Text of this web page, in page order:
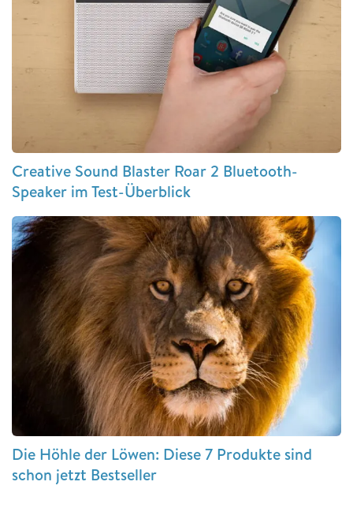
Creative Sound Blaster Roar 2 Bluetooth-
Speaker im Test-Überblick
Die Höhle der Löwen: Diese 7 Produkte sind
schon jetzt Bestseller